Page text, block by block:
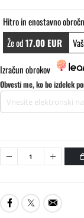
Hitro in enostavno
Že od17.00 EUR
Izračun obrokov
Obvesti me, ko bo izdelek